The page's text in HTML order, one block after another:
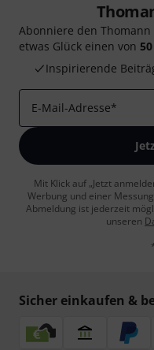
Abonniere den
etwas Glück einen von
Inspirierende
E-Mail-Adresse*
Mit Klick auf „Jetzt
Werbung und einer
Abmeldung ist jederzeit
unseren
Sicher einkaufen &